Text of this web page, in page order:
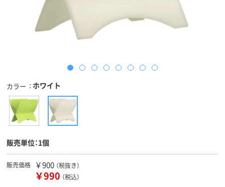
カラー ホワイト
販売単位：1個
販売価格 ￥900 （税抜き）
￥990 （税込）